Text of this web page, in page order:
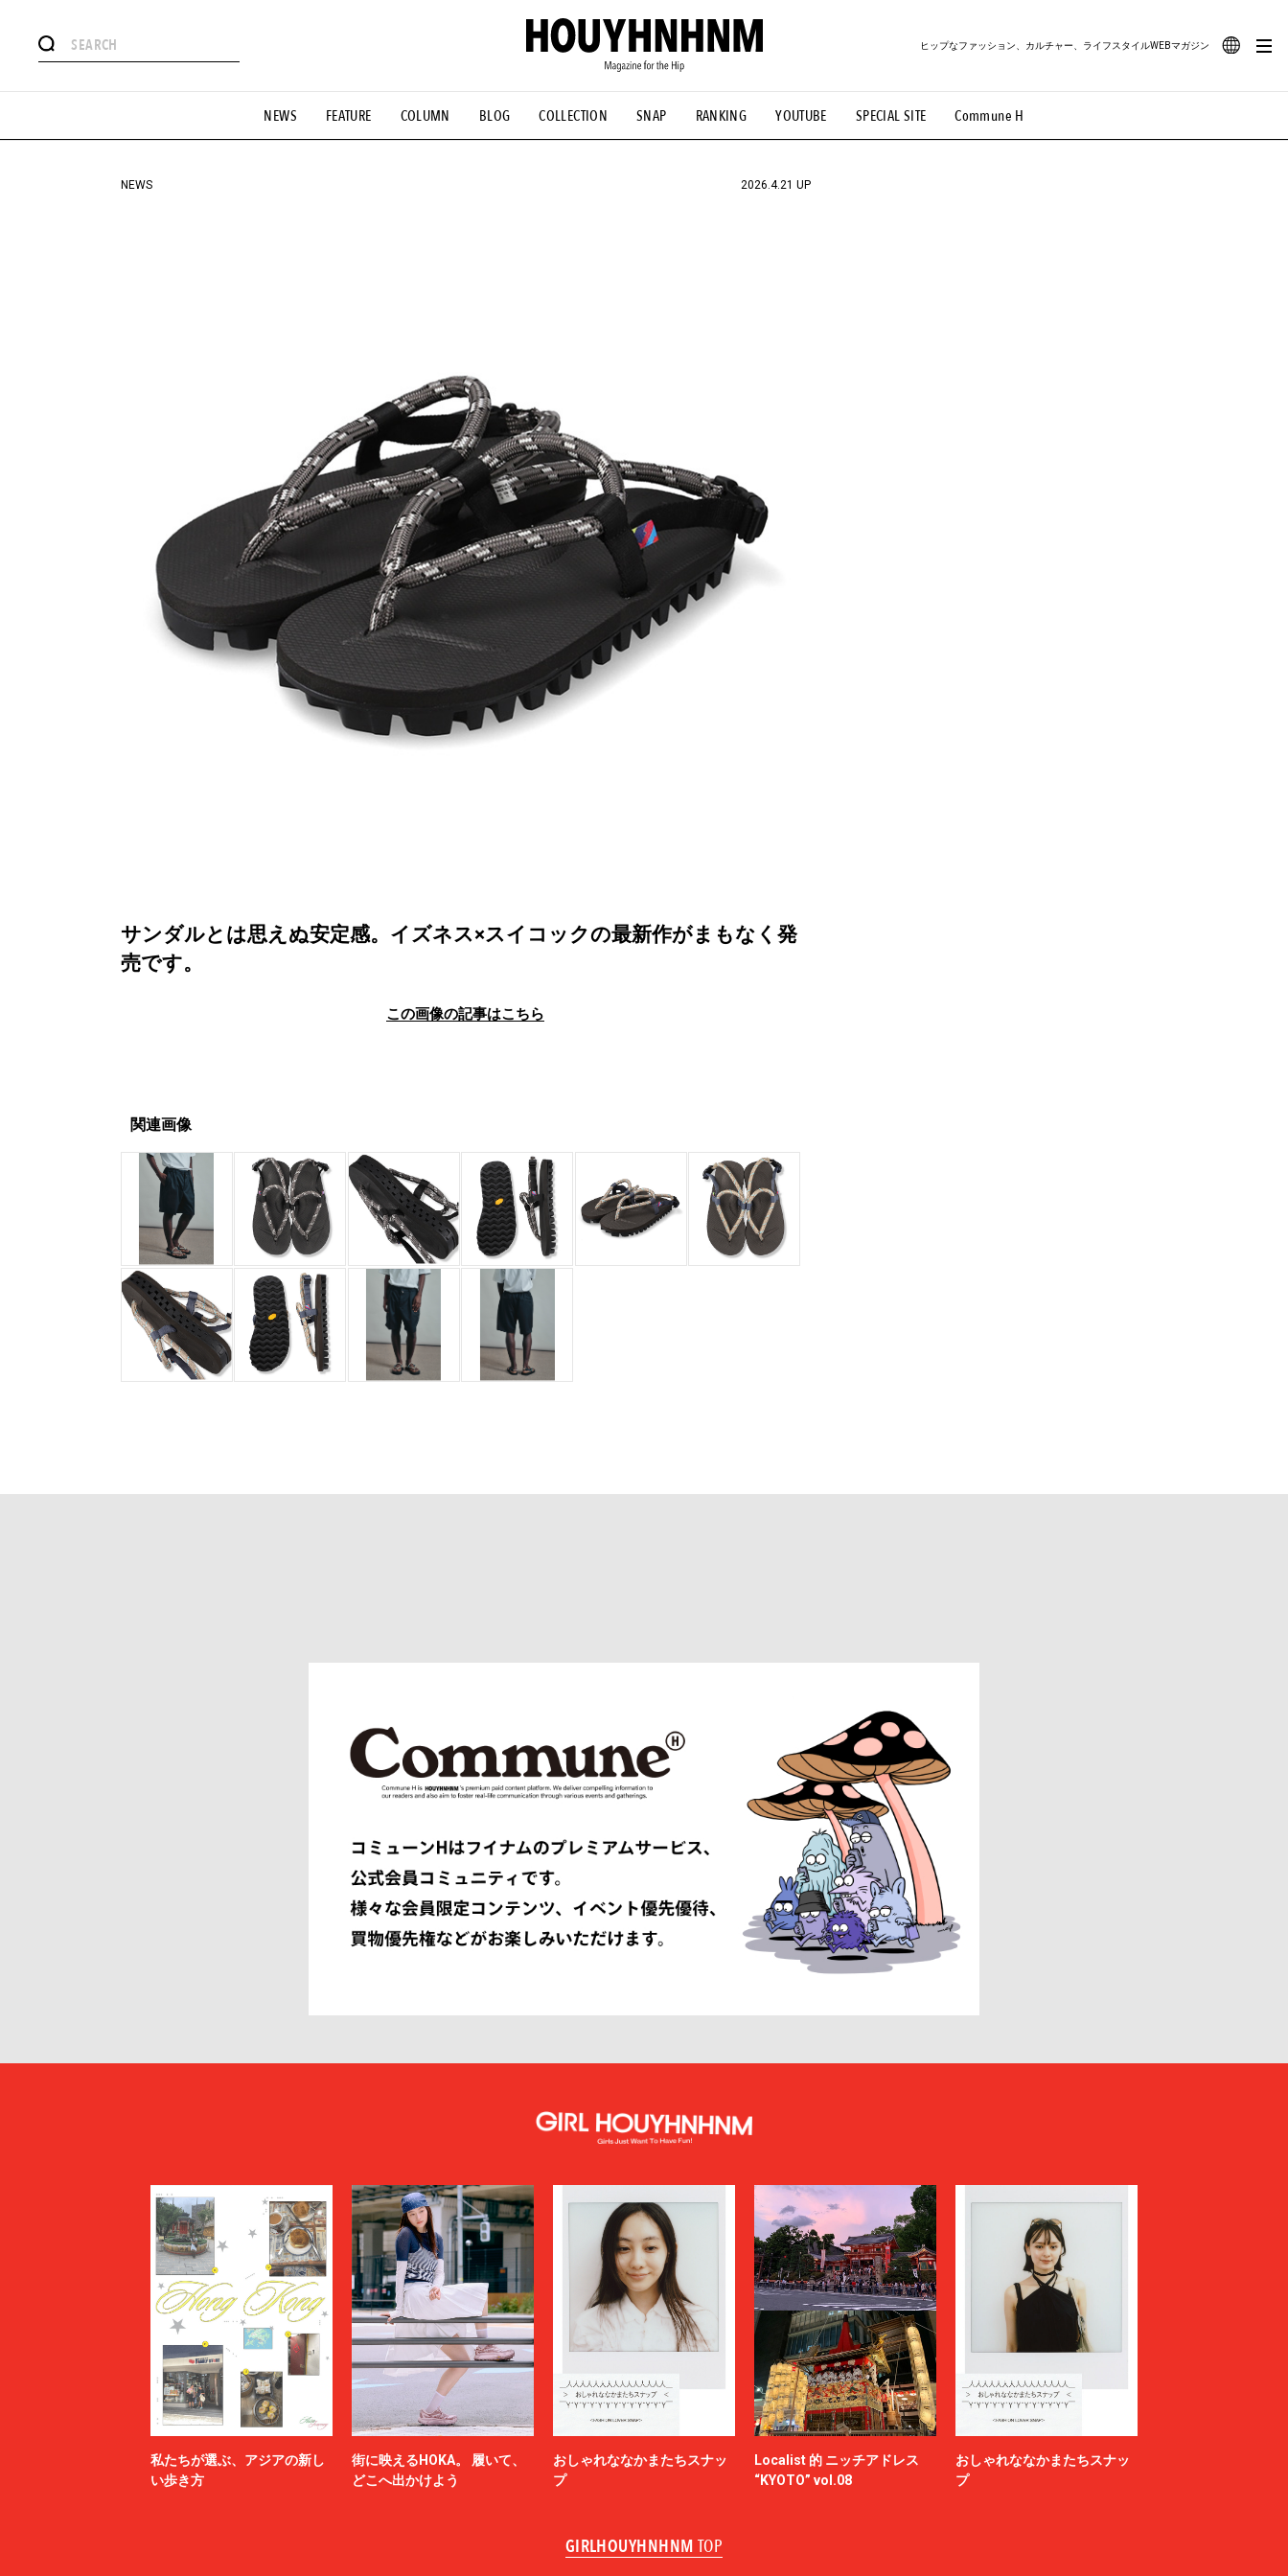
NEWS FEATURE COLUMN BLOG COLLECTION SNAP RANKING YOUTUBE SPECIAL SITE Commune H
ヒップなファッション、カルチャー、ライフスタイルWEBマガジン
#憧れの逸品 #ESSENTIAL DESIGNS #古着サミット #NEW VINTAGE #マイナーグッド図鑑 #路地裏てぃーん。 #MONTHLY JOURNAL
#GH 銘品の所以 #フイナムのYouTube #Commune H #FOCUS IT #AH.H #ととけん #FASHION #MUSIC #MOVIE #LIFESTYLE #SNEAKER #OUTDOOR
#HANDSOME HANDBOOK
NEWS 2026.4.21 UP
サンダルとは思えぬ安定感。イズネス×スイコックの最新作がまもなく発
売です。
この画像の記事はこちら
関連画像
私たちが選ぶ、アジアの新し
い歩き方
街に映えるHOKA。 履いて、
どこへ出かけよう
おしゃれななかまたちスナッ
プ
Localist 的 ニッチアドレス
“KYOTO” vol.08
おしゃれななかまたちスナッ
プ
GIRLHOUYHNHNM TOP